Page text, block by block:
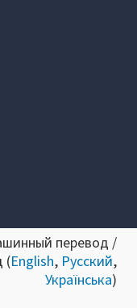
перевод /
(English, Русский,
Українська)